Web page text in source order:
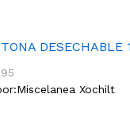
DESECHABLE
Miscelanea Xochilt